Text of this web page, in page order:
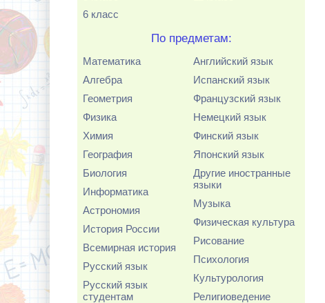
6 класс
По предметам:
Математика
Алгебра
Геометрия
Физика
Химия
География
Биология
Информатика
Астрономия
История России
Всемирная история
Русский язык
Русский язык
студентам
Английский язык
Испанский язык
Французский язык
Немецкий язык
Финский язык
Японский язык
Другие иностранные
языки
Музыка
Физическая культура
Рисование
Психология
Культурология
Религиоведение